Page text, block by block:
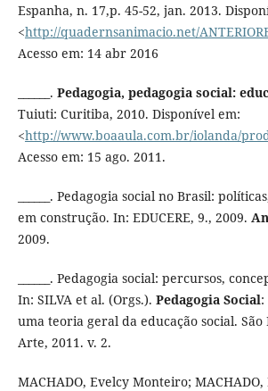
Espanha, n. 17,p. 45-52, jan. 2013.
<http://quadernsanimacio.net/
Acesso em: 14 abr 2016
______. Pedagogia, pedagogia social:
Tuiuti: Curitiba, 2010. Disponível em:
<http://www.boaaula.com.br/iolanda/
Acesso em: 15 ago. 2011.
______. Pedagogia social no Brasil:
em construção. In: EDUCERE, 9., 2009.
2009.
______. Pedagogia social: percursos,
In: SILVA et al. (Orgs.). Pedagogia Social:
uma teoria geral da educação social. São
Arte, 2011. v. 2.
MACHADO, Evelcy Monteiro;